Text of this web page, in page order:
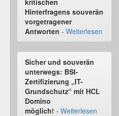
kritischen
Hinterfragens souverän
vorgetragener
Antworten - Weiterlesen
Sicher und souverän
unterwegs: BSI-
Zertifizierung „IT-
Grundschutz“ mit HCL
Domino
möglich! - Weiterlesen